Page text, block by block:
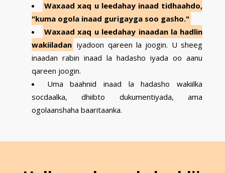
Waxaad xaq u leedahay inaad tidhaahdo,
"kuma ogola inaad gurigayga soo gasho."
Waxaad xaq u leedahay inaadan la hadlin
wakiiladan iyadoon qareen la joogin. U sheeg
inaadan rabin inaad la hadasho iyada oo aanu
qareen joogin.
Uma baahnid inaad la hadasho wakiilka
socdaalka, dhiibto dukumentiyada, ama
ogolaanshaha baaritaanka.